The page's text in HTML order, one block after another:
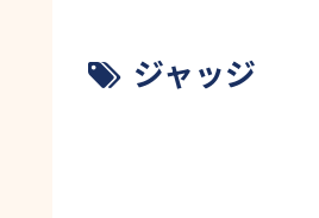
ジャッジ